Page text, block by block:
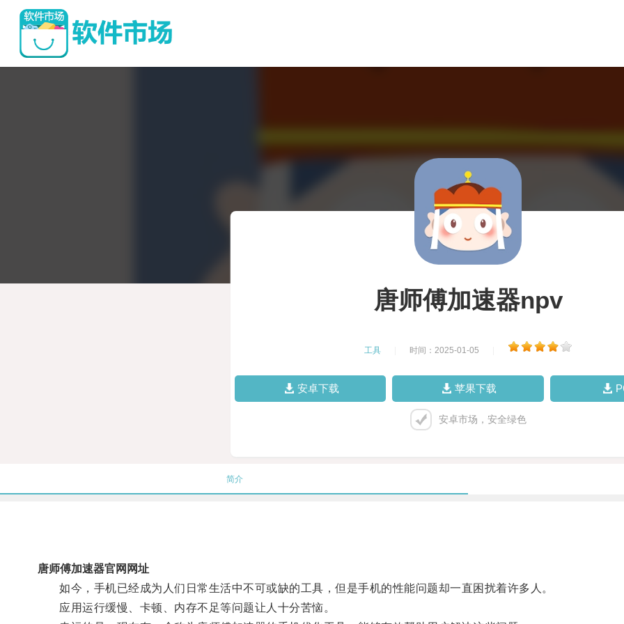
唐师傅加速器npv
工具 时间：2025-01-05
安卓下载 苹果下载
安卓市场，安全绿色
简介
唐师傅加速器官网网址
如今，手机已经成为人们日常生活中不可或缺的工具，但是手机的性能问题却一直困扰着许多人。
应用运行缓慢、卡顿、内存不足等问题让人十分苦恼。